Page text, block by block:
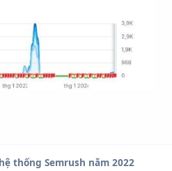
thống Semrush năm 2022